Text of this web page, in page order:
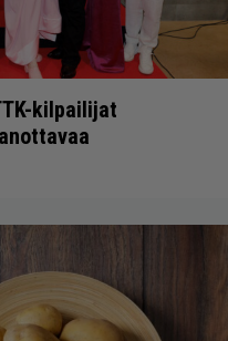
kilpailijat